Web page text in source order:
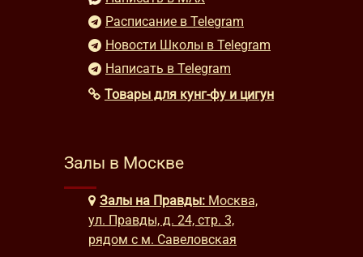
Расписание в Telegram
Новости Школы в Telegram
Написать в Telegram
Товары для кунг-фу и цигун
Залы в Москве
Залы на Правды: Москва,
ул. Правды, д. 24, стр. 3,
рядом с м. Савеловская